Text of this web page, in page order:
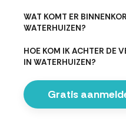
WAT KOMT ER
WATERHUIZEN?
HOE KOM IK ACHTER DE
IN WATERHUIZEN?
Gratis